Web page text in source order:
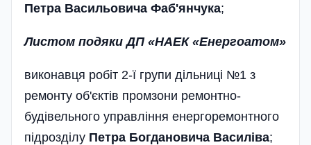
Петра Васильовича Фаб'янчука;
Листом подяки ДП «НАЕК «Енергоатом»
виконавця робіт 2-ї групи діль­ниці №1 з
ремонту об'єктів промзони ремонтно-
будівельного управ­лін­ня енергоремонтного
підрозділу Петра Богдановича Василіва;